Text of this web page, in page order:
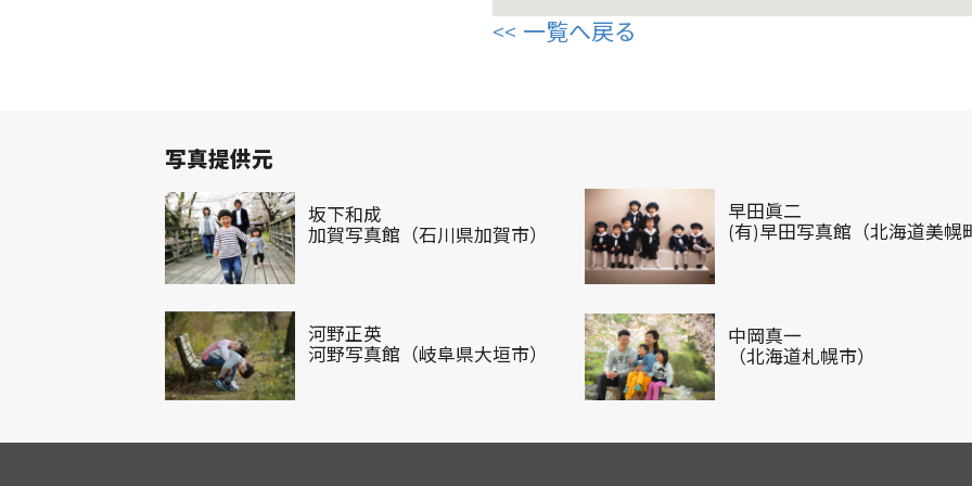
一覧へ戻る
写真提供元
坂下和成
加賀写真館（石川県加賀市）
早田眞二
(有)早田写真館（北海道美幌
河野正英
河野写真館（岐阜県大垣市）
中岡真一
（北海道札幌市）